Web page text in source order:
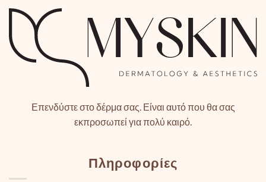
Επενδύστε στο δέρμα σας. Είναι αυτό που θα σας
εκπροσωπεί για πολύ καιρό.
Πληροφορίες